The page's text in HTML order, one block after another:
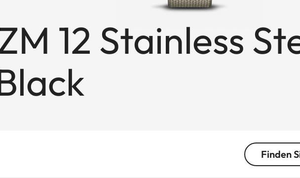
12 Stainless
Finden